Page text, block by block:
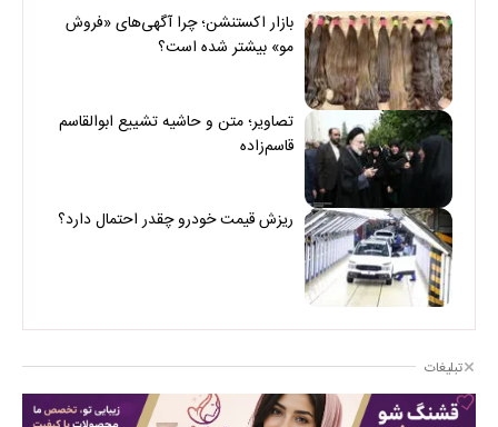
بازار اکستنشن؛ چرا آگهی‌های «فروش
مو» بیشتر شده است؟
تصاویر؛ متن و حاشیه تشییع ابوالقاسم
قاسم‌زاده
ریزش قیمت خودرو چقدر احتمال دارد؟
تبلیغات